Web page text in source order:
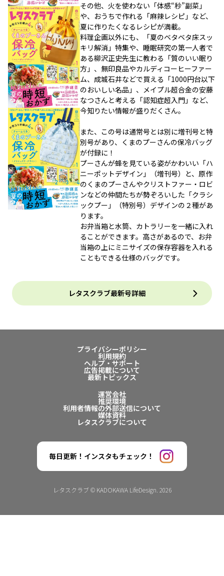
その他、火を使わない「体感“秒”副菜」
や、おうちで作れる「麻辣レシピ」など、
夏に作りたくなるレシピが満載。
料理企画以外にも、「夏のベタベタ床スッ
キリ解消」特集や、睡眠研究の第一人者で
ある柳沢正史先生に教わる「質のいい眠り
方」、無印良品やカルディコーヒーファー
ム、成城石井などで買える「1000円台以下
のおいしい名品」、メイプル超合金の安藤
なつさんと考える「認知症超入門」など、
今知りたい情報が盛りだくさん。
また、この号は通常号とは別に増刊号と特
別号があり、くまのプーさんの保冷バッグ
が付録に！
プーさんが蜂を見ている姿がかわいい「ハ
ニーポットデザイン」（増刊号）と、原作
のくまのプーさんやクリストファー・ロビ
ンなどの仲間たちが勢ぞろいした「クラシ
ックプー」（特別号）デザインの２種があ
ります。
お弁当箱と水筒、カトラリーを一緒に入れ
ることができます。高さがあるので、お弁
当箱の上にミニサイズの保存容器を入れる
こともできる仕様のバッグです。
レタスクラブ最新号詳細
プライバシーポリシー
利用規約
ヘルプ・サポート
広告掲載について
最新トピックス
運営会社
推奨環境
利用者情報の外部送信について
媒体資料
レタスクラブについて
毎日更新！インスタもチェック！
レタスクラブ © KADOKAWA LifeDesign. 2026